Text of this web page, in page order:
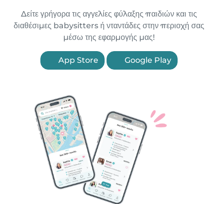
Δείτε γρήγορα τις αγγελίες φύλαξης παιδιών και τις
διαθέσιμες babysitters ή νταντάδες στην περιοχή σας
μέσω της εφαρμογής μας!
App Store Google Play